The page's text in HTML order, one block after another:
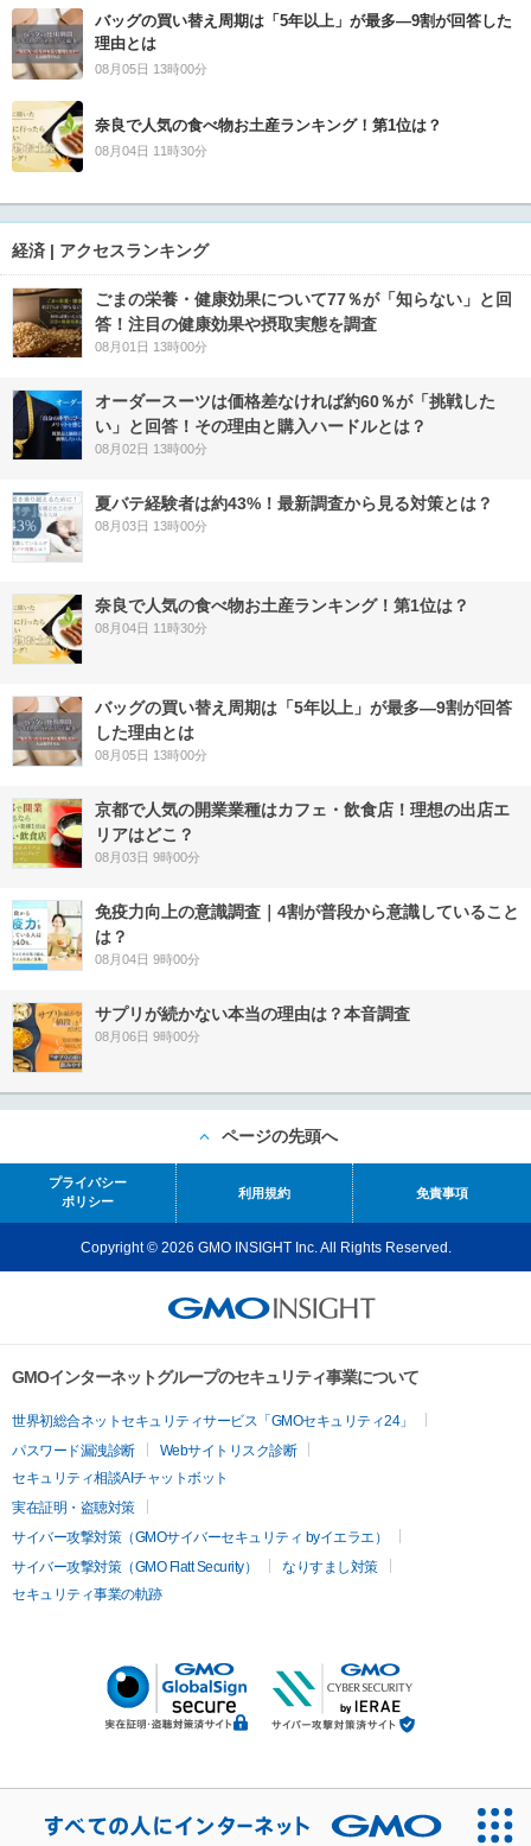
バッグの買い替え周期は「5年以上」が最多―9割が回答した
理由とは
08月05日 13時00分
奈良で人気の食べ物お土産ランキング！第1位は？
08月04日 11時30分
経済 | アクセスランキング
ごまの栄養・健康効果について77％が「知らない」と回
答！注目の健康効果や摂取実態を調査
08月01日 13時00分
オーダースーツは価格差なければ約60％が「挑戦した
い」と回答！その理由と購入ハードルとは？
08月02日 13時00分
夏バテ経験者は約43%！最新調査から見る対策とは？
08月03日 13時00分
奈良で人気の食べ物お土産ランキング！第1位は？
08月04日 11時30分
バッグの買い替え周期は「5年以上」が最多―9割が回答
した理由とは
08月05日 13時00分
京都で人気の開業業種はカフェ・飲食店！理想の出店エ
リアはどこ？
08月03日 9時00分
免疫力向上の意識調査｜4割が普段から意識していること
は？
08月04日 9時00分
サプリが続かない本当の理由は？本音調査
08月06日 9時00分
ページの先頭へ
プライバシー
ポリシー
利用規約 免責事項
Copyright © 2026 GMO INSIGHT Inc. All Rights Reserved.
GMOインターネットグループのセキュリティ事業について
世界初総合ネットセキュリティサービス「GMOセキュリティ24」
パスワード漏洩診断
Webサイトリスク診断
セキュリティ相談AIチャットボット
実在証明・盗聴対策
サイバー攻撃対策（GMOサイバーセキュリティ byイエラエ）
サイバー攻撃対策（GMO Flatt Security）
なりすまし対策
セキュリティ事業の軌跡